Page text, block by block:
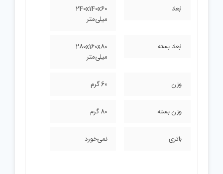
ابعاد
240x140x60
میلی‌متر
ابعاد بسته
280x160x80
میلی‌متر
وزن 60 گرم
وزن بسته 80 گرم
باتری نمی‌خورد